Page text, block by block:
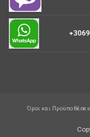
Όροι και